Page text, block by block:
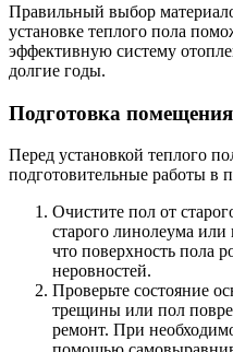
Правильный выбор
установке теплого пола
эффективную систему
долгие годы.
Подготовка помещения
Перед установкой теплого
подготовительные работы в
Очистите пол от
старого линолеума или
что поверхность пола
неровностей.
Проверьте состояние
трещины или пол
ремонт. При